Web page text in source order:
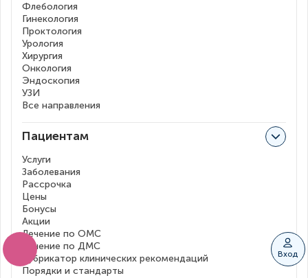
Вход
Флебология
Гинекология
Проктология
Урология
Хирургия
Онкология
Эндоскопия
УЗИ
Все направления
Пациентам
Услуги
Заболевания
Рассрочка
Цены
Бонусы
Акции
Лечение по ОМС
Лечение по ДМС
Рубрикатор клинических рекомендаций
Порядки и стандарты